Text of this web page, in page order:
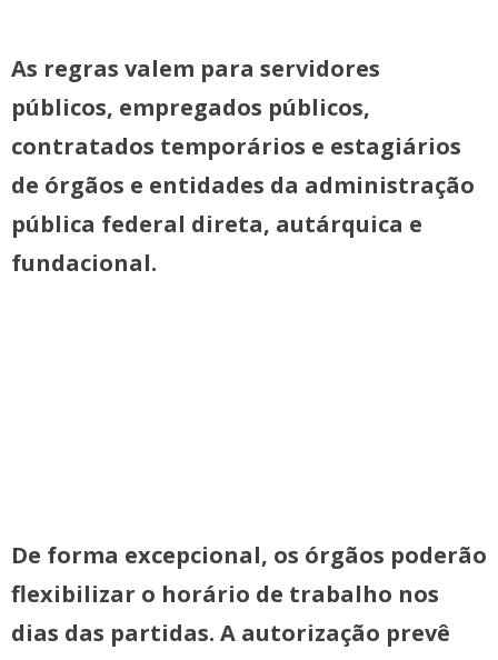
As regras valem para servidores
públicos, empregados públicos,
contratados temporários e estagiários
de órgãos e entidades da administração
pública federal direta, autárquica e
fundacional.
De forma excepcional, os órgãos poderão
flexibilizar o horário de trabalho nos
dias das partidas. A autorização prevê